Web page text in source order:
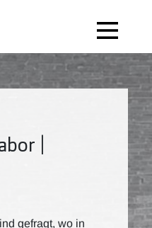
|
gefragt, wo in